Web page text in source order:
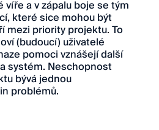
víře a v zápalu boje se tým
které sice mohou být
mezi priority projektu. To
(budoucí) uživatelé
pomoci vznášejí další
systém. Neschopnost
bývá jednou
problémů.